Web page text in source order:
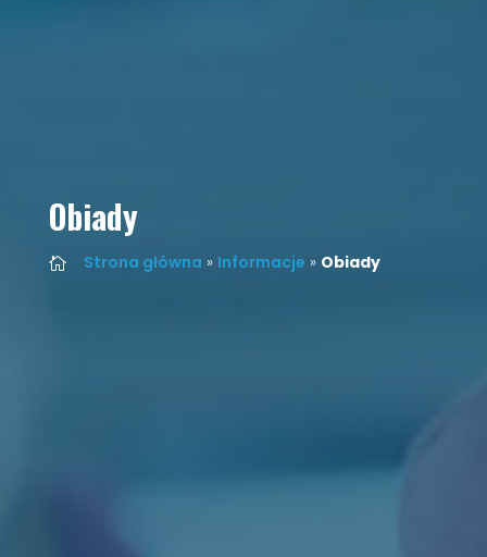
Obiady
 Strona główna » Informacje » Obiady